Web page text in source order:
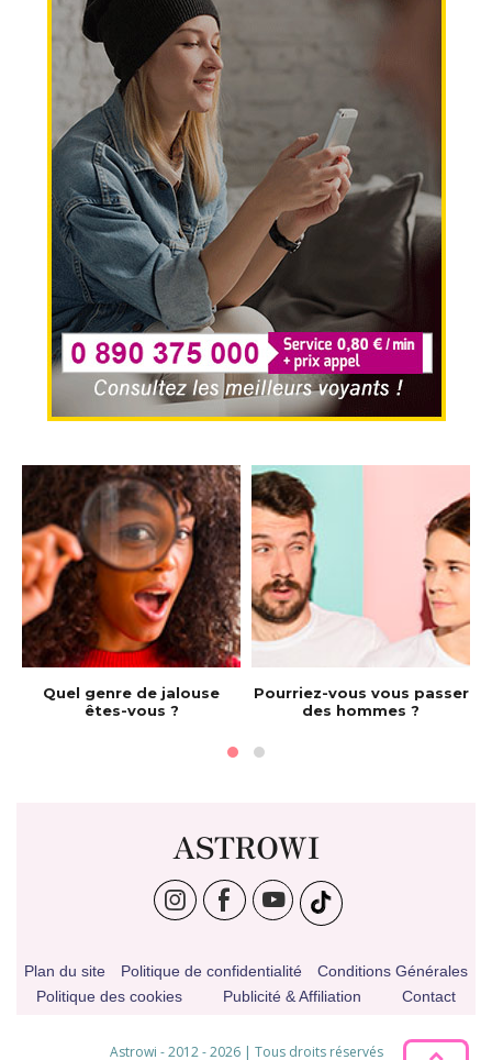
Quel genre de jalouse
êtes-vous ?
Pourriez-vous vous passer
des hommes ?
ASTROWI
Plan du site Politique de confidentialité
Conditions Générales
Politique des cookies
Publicité & Affiliation Contact
Astrowi - 2012 - 2026 | Tous droits réservés